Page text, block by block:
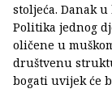
stoljeća. Danak
Politika jednog
oličene u
društvenu
bogati uvijek će